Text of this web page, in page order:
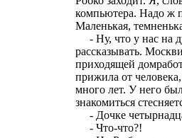
компьютера. Надо ж
Маленькая,
- Ну, что у нас на
рассказывать.
приходящей
прижила от
много лет. У него
знакомиться
- Дочке
- Что-что?!